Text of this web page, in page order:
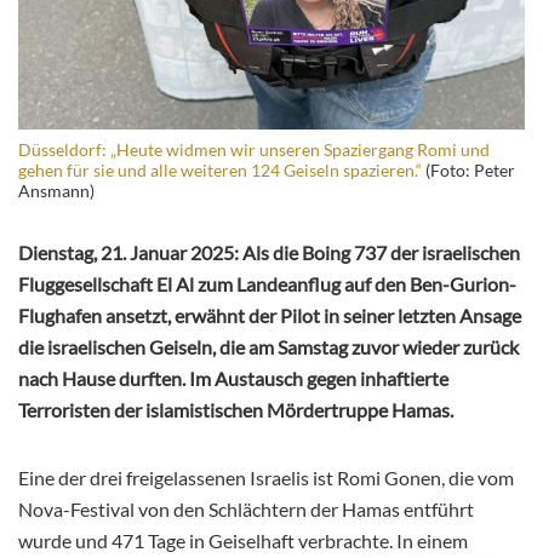
Düsseldorf: „Heute widmen wir unseren Spaziergang Romi und
gehen für sie und alle weiteren 124 Geiseln spazieren.“ (Foto: Peter
Ansmann)
Dienstag, 21. Januar 2025: Als die Boing 737 der israelischen
Fluggesellschaft El Al zum Landeanflug auf den Ben-Gurion-
Flughafen ansetzt, erwähnt der Pilot in seiner letzten Ansage
die israelischen Geiseln, die am Samstag zuvor wieder zurück
nach Hause durften. Im Austausch gegen inhaftierte
Terroristen der islamistischen Mördertruppe Hamas.
Eine der drei freigelassenen Israelis ist Romi Gonen, die vom
Nova-Festival von den Schlächtern der Hamas entführt
wurde und 471 Tage in Geiselhaft verbrachte. In einem